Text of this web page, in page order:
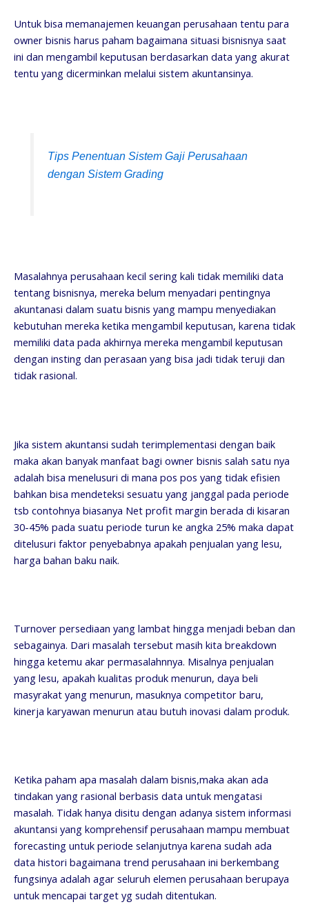
Untuk bisa memanajemen keuangan perusahaan tentu para
owner bisnis harus paham bagaimana situasi bisnisnya saat
ini dan mengambil keputusan berdasarkan data yang akurat
tentu yang dicerminkan melalui sistem akuntansinya.
Tips Penentuan Sistem Gaji Perusahaan
dengan Sistem Grading
Masalahnya perusahaan kecil sering kali tidak memiliki data
tentang bisnisnya, mereka belum menyadari pentingnya
akuntanasi dalam suatu bisnis yang mampu menyediakan
kebutuhan mereka ketika mengambil keputusan, karena tidak
memiliki data pada akhirnya mereka mengambil keputusan
dengan insting dan perasaan yang bisa jadi tidak teruji dan
tidak rasional.
Jika sistem akuntansi sudah terimplementasi dengan baik
maka akan banyak manfaat bagi owner bisnis salah satu nya
adalah bisa menelusuri di mana pos pos yang tidak efisien
bahkan bisa mendeteksi sesuatu yang janggal pada periode
tsb contohnya biasanya Net profit margin berada di kisaran
30-45% pada suatu periode turun ke angka 25% maka dapat
ditelusuri faktor penyebabnya apakah penjualan yang lesu,
harga bahan baku naik.
Turnover persediaan yang lambat hingga menjadi beban dan
sebagainya. Dari masalah tersebut masih kita breakdown
hingga ketemu akar permasalahnnya. Misalnya penjualan
yang lesu, apakah kualitas produk menurun, daya beli
masyrakat yang menurun, masuknya competitor baru,
kinerja karyawan menurun atau butuh inovasi dalam produk.
Ketika paham apa masalah dalam bisnis,maka akan ada
tindakan yang rasional berbasis data untuk mengatasi
masalah. Tidak hanya disitu dengan adanya sistem informasi
akuntansi yang komprehensif perusahaan mampu membuat
forecasting untuk periode selanjutnya karena sudah ada
data histori bagaimana trend perusahaan ini berkembang
fungsinya adalah agar seluruh elemen perusahaan berupaya
untuk mencapai target yg sudah ditentukan.